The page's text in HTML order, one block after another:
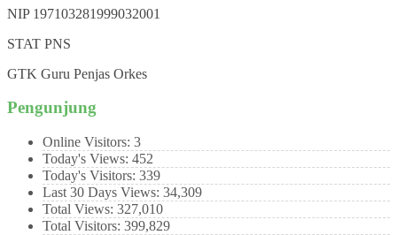
NIP 197103281999032001
STAT PNS
GTK Guru Penjas Orkes
Pengunjung
Online Visitors: 3
Today's Views: 452
Today's Visitors: 339
Last 30 Days Views: 34,309
Total Views: 327,010
Total Visitors: 399,829